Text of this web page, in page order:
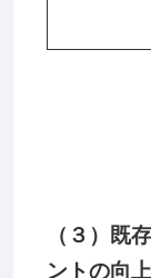
（３）既
ントの向